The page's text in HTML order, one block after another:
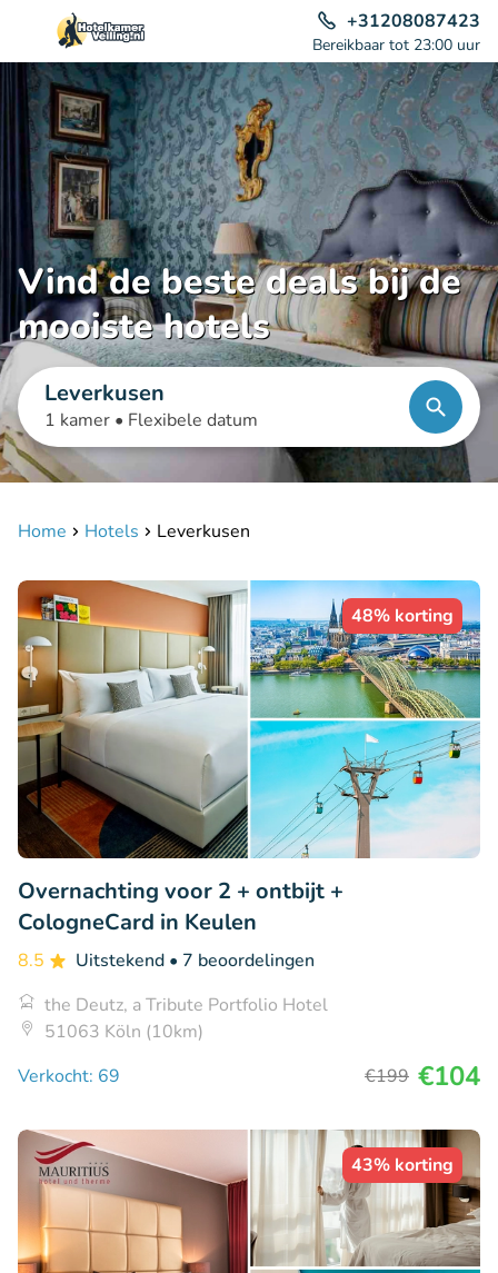
+31208087423
Bereikbaar tot 23:00 uur
Vind de beste deals bij de
mooiste hotels
Leverkusen
1 kamer • Flexibele datum
Home Hotels Leverkusen
48% korting
Overnachting voor 2 + ontbijt +
CologneCard in Keulen
8.5 Uitstekend • 7 beoordelingen
the Deutz, a Tribute Portfolio Hotel
51063 Köln (10km)
Verkocht: 69
€199 €104
43% korting